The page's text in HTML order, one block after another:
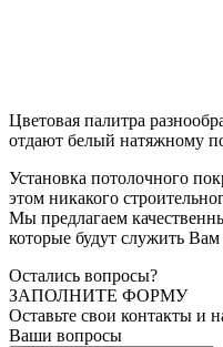
Цветовая палитра
отдают белый натяжному
Установка потолочного
этом никакого
Мы предлагаем
которые будут служить
Остались вопросы?
ЗАПОЛНИТЕ ФОРМУ
Оставьте свои контакты и
Ваши вопросы